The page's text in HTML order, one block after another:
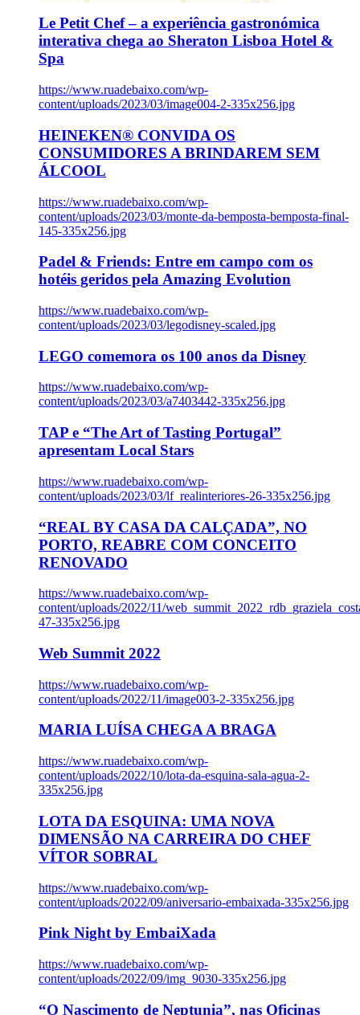
Le Petit Chef – a experiência gastronómica
interativa chega ao Sheraton Lisboa Hotel &
Spa
https://www.ruadebaixo.com/wp-
content/uploads/2023/03/image004-2-335x256.jpg
HEINEKEN® CONVIDA OS
CONSUMIDORES A BRINDAREM SEM
ÁLCOOL
https://www.ruadebaixo.com/wp-
content/uploads/2023/03/monte-da-bemposta-bemposta-final-
145-335x256.jpg
Padel & Friends: Entre em campo com os
hotéis geridos pela Amazing Evolution
https://www.ruadebaixo.com/wp-
content/uploads/2023/03/legodisney-scaled.jpg
LEGO comemora os 100 anos da Disney
https://www.ruadebaixo.com/wp-
content/uploads/2023/03/a7403442-335x256.jpg
TAP e “The Art of Tasting Portugal”
apresentam Local Stars
https://www.ruadebaixo.com/wp-
content/uploads/2023/03/lf_realinteriores-26-335x256.jpg
“REAL BY CASA DA CALÇADA”, NO
PORTO, REABRE COM CONCEITO
RENOVADO
https://www.ruadebaixo.com/wp-
content/uploads/2022/11/
47-335x256.jpg
Web Summit 2022
https://www.ruadebaixo.com/wp-
content/uploads/2022/11/image003-2-335x256.jpg
MARIA LUÍSA CHEGA A BRAGA
https://www.ruadebaixo.com/wp-
content/uploads/2022/10/lota-da-esquina-sala-agua-2-
335x256.jpg
LOTA DA ESQUINA: UMA NOVA
DIMENSÃO NA CARREIRA DO CHEF
VÍTOR SOBRAL
https://www.ruadebaixo.com/wp-
content/uploads/2022/09/aniversario-embaixada-335x256.jpg
Pink Night by EmbaiXada
https://www.ruadebaixo.com/wp-
content/uploads/2022/09/img_9030-335x256.jpg
“O Nascimento de Neptunia”, nas Oficinas